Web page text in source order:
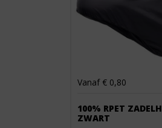
Vanaf € 0,80
100% RPET
ZWART